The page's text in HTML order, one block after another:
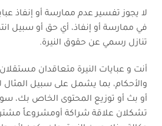
لا يجوز تفسير عدم ممارسة أو إنفاذ
في ممارسة أو إنفاذ، أي حق أو سبيل
تنازل رسمي عن حقوق النيرة.
أنت و عبايات النيرة متعاقدان
والأحكام، بما يشمل على سبيل المثال
أو بث أو توزيع المحتوى الخاص بك، سواء
تشكلان علاقة شراكة أومشروعاً مشتركاً